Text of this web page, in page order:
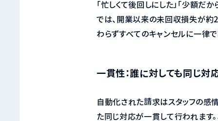
「忙しくて後回しにした」「少額
では、開業以来の未回収損失が約
わらずすべてのキャンセルに一律
一貫性：誰に対しても同じ対
自動化された請求はスタッフの感
た同じ対応が一貫して行われます